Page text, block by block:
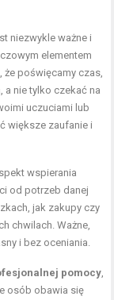
niezwykle ważne i
elementem
że poświęcamy czas,
a nie tylko czekać na
uczuciami lub
większe zaufanie i
wspierania
od potrzeb danej
jak zakupy czy
chwilach. Ważne,
i bez oceniania.
pomocy
osób obawia się